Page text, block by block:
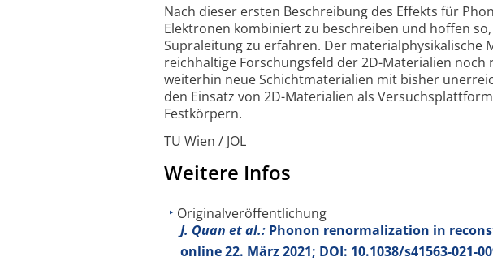
Nach dieser ersten Beschreibung des Effekts für
Elektronen kombiniert zu beschreiben und hoffen
Supraleitung zu erfahren. Der material­physikalische
reichhaltige Forschungs­feld der 2D-Materialien
weiterhin neue Schicht­materialien mit bisher
den Einsatz von 2D-Materialien als
Festkörpern.
TU Wien / JOL
Weitere Infos
Originalveröffentlichung
J. Quan et al.: Phonon renormalization in
online 22. März 2021; DOI: 10.1038/s41563-021-